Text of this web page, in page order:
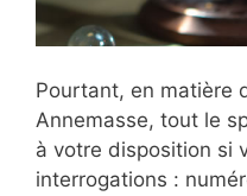
Pourtant, en matière
Annemasse, tout le
à votre disposition si
interrogations :